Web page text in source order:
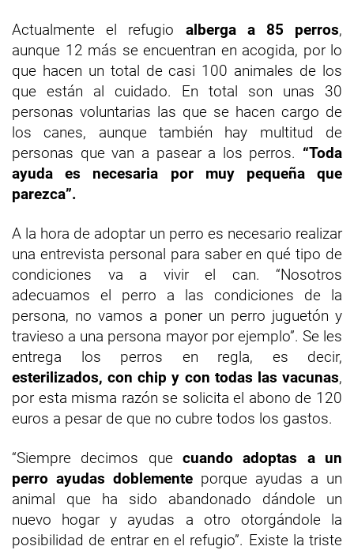
Actualmente el refugio alberga a 85 perros,
aunque 12 más se encuentran en acogida, por lo
que hacen un total de casi 100 animales de los
que están al cuidado. En total son unas 30
personas voluntarias las que se hacen cargo de
los canes, aunque también hay multitud de
personas que van a pasear a los perros. “Toda
ayuda es necesaria por muy pequeña que
parezca”.
A la hora de adoptar un perro es necesario realizar
una entrevista personal para saber en qué tipo de
condiciones va a vivir el can. “Nosotros
adecuamos el perro a las condiciones de la
persona, no vamos a poner un perro juguetón y
travieso a una persona mayor por ejemplo”. Se les
entrega los perros en regla, es decir,
esterilizados, con chip y con todas las vacunas,
por esta misma razón se solicita el abono de 120
euros a pesar de que no cubre todos los gastos.
“Siempre decimos que cuando adoptas a un
perro ayudas doblemente porque ayudas a un
animal que ha sido abandonado dándole un
nuevo hogar y ayudas a otro otorgándole la
posibilidad de entrar en el refugio”. Existe la triste